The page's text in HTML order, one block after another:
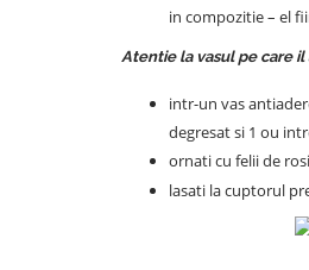
in compozitie – el
Atentie la vasul pe care
intr-un vas
degresat si 1 ou
ornati cu felii de
lasati la cuptorul